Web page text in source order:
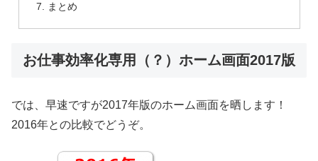
まとめ
お仕事効率化専用（？）ホーム画面2017版
では、早速ですが2017年版のホーム画面を晒します！
2016年との比較でどうぞ。